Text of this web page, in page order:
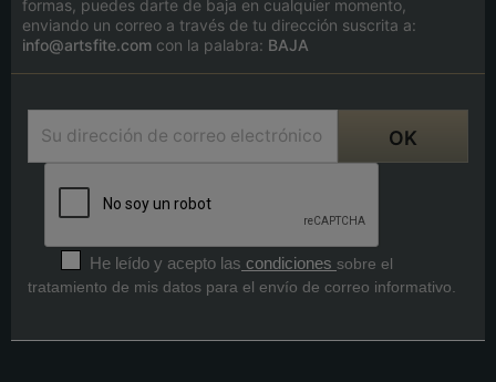
formas, puedes darte de baja en cualquier momento,
enviando un correo a través de tu dirección suscrita a:
info@artsfite.com con la palabra: BAJA
He leído y acepto las condiciones sobre el
tratamiento de mis datos para el envío de correo informativo.